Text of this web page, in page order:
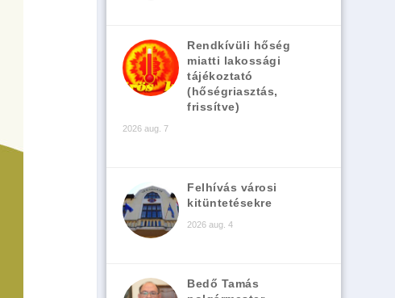
Rendkívüli hőség
miatti lakossági
tájékoztató
(hőségriasztás,
frissítve)
2026 aug. 7
Felhívás városi
kitüntetésekre
2026 aug. 4
Bedő Tamás